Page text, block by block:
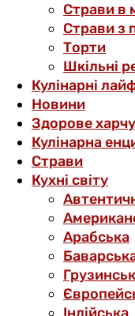
Страви в
Страви з
Торти
Шкільні
Кулінарні
Новини
Здорове
Кулінарна
Страви
Кухні світу
Арабська